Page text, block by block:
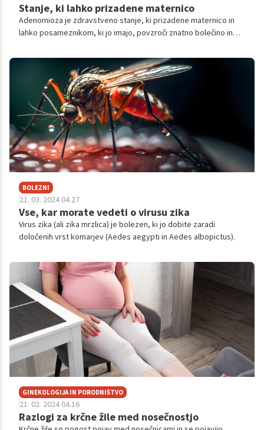
Stanje, ki lahko prizadene maternico
Adenomioza je zdravstveno stanje, ki prizadene maternico in
lahko posameznikom, ki jo imajo, povzroči znatno bolečino in
BOLEZNI
21. 03. 2024 04.27
Vse, kar morate vedeti o virusu zika
Virus zika (ali zika mrzlica) je bolezen, ki jo dobite zaradi
določenih vrst komarjev (Aedes aegypti in Aedes albopictus).
GINEKOLOGIJA IN PORODNIŠTVO
21. 02. 2024 04.16
Razlogi za krčne žile med nosečnostjo